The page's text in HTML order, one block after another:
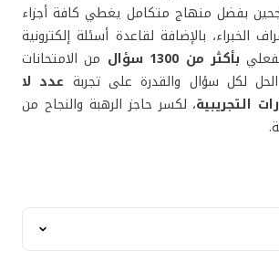
خلال
بفضل منهاج متكامل يغطي كافة أجزاء
الخبراء، بالإضافة لقاعدة أسئلة إلكترونية
بأكثر من 1300 سؤال
من الامتحانات
لكل سؤال والقدرة على تجربة عدد لا
التجريبية، لكسر حاجز الرهبة والنجاح من